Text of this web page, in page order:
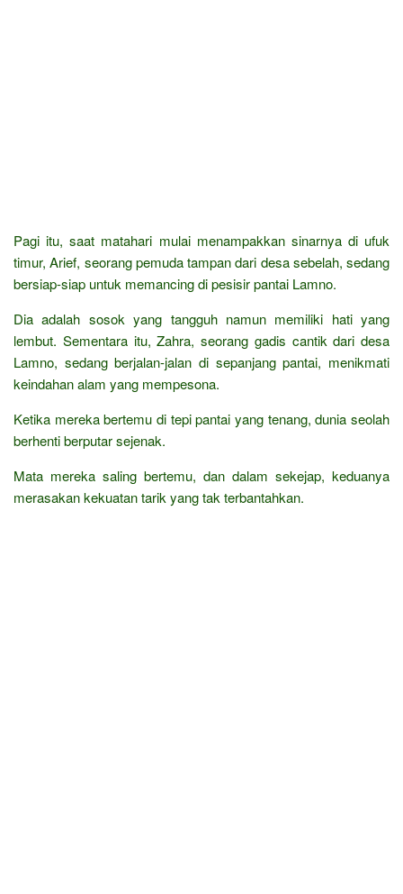
Pagi itu, saat matahari mulai menampakkan sinarnya di ufuk
timur, Arief, seorang pemuda tampan dari desa sebelah, sedang
bersiap-siap untuk memancing di pesisir pantai Lamno.
Dia adalah sosok yang tangguh namun memiliki hati yang
lembut. Sementara itu, Zahra, seorang gadis cantik dari desa
Lamno, sedang berjalan-jalan di sepanjang pantai, menikmati
keindahan alam yang mempesona.
Ketika mereka bertemu di tepi pantai yang tenang, dunia seolah
berhenti berputar sejenak.
Mata mereka saling bertemu, dan dalam sekejap, keduanya
merasakan kekuatan tarik yang tak terbantahkan.